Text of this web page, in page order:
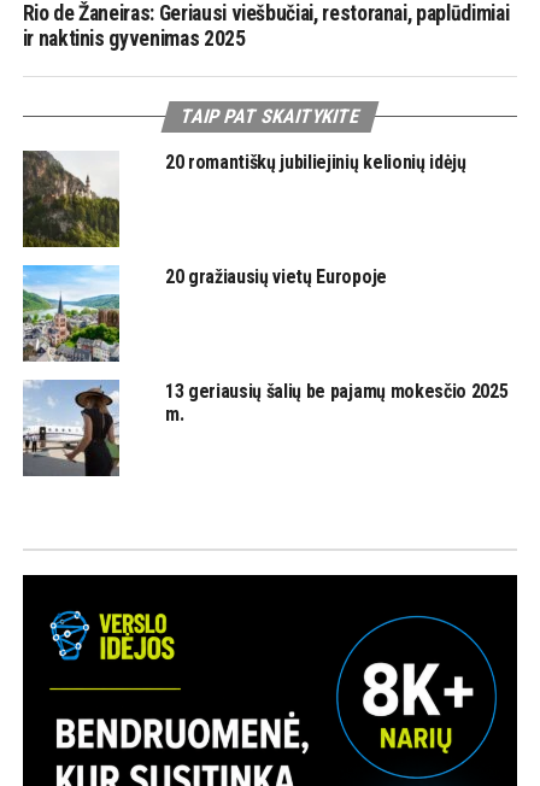
Rio de Žaneiras: Geriausi viešbučiai, restoranai, paplūdimiai
ir naktinis gyvenimas 2025
TAIP PAT SKAITYKITE
20 romantiškų jubiliejinių kelionių idėjų
20 gražiausių vietų Europoje
13 geriausių šalių be pajamų mokesčio 2025
m.